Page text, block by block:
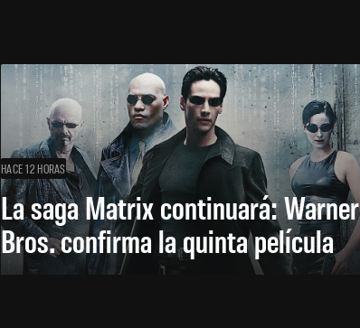
HACE 12 HORAS
La saga Matrix continuará: Warner
Bros. confirma la quinta película